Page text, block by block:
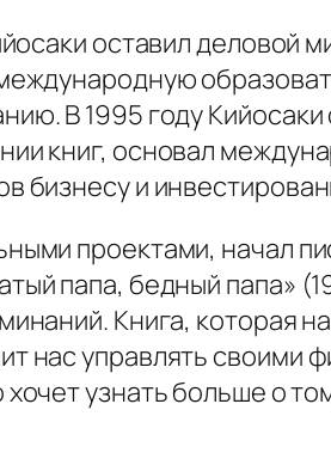
оставил
В 1995 году
книг, основал
бизнесу и
проектами, начал
папа, бедный папа»
Книга, которая
нас управлять
узнать больше о